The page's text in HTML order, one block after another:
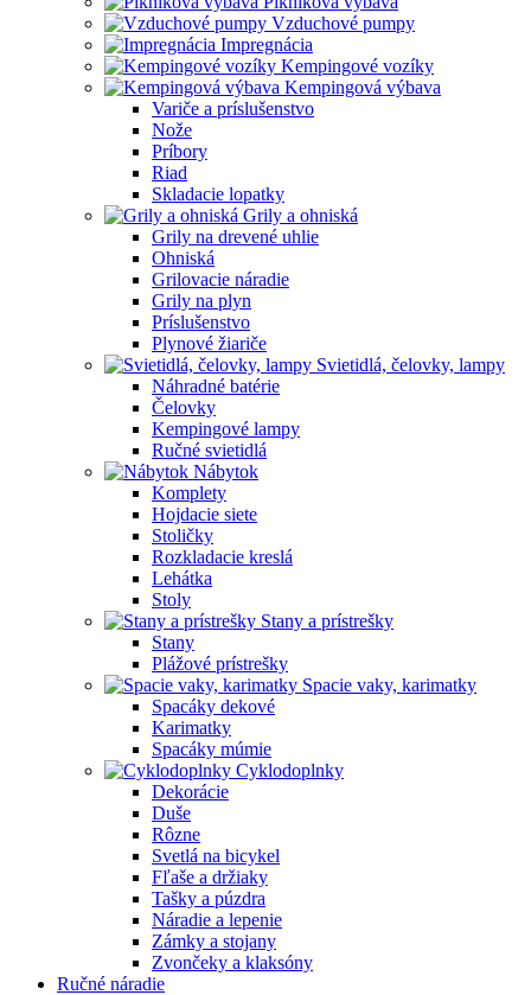
Vzduchové pumpy
Impregnácia
Kempingové vozíky
Kempingová výbava
Variče a príslušenstvo
Nože
Príbory
Riad
Skladacie lopatky
Grily a ohniská
Grily na drevené uhlie
Ohniská
Grilovacie náradie
Grily na plyn
Príslušenstvo
Plynové žiariče
Svietidlá, čelovky, lampy
Náhradné batérie
Čelovky
Kempingové lampy
Ručné svietidlá
Nábytok
Komplety
Hojdacie siete
Stoličky
Rozkladacie kreslá
Lehátka
Stoly
Stany a prístrešky
Stany
Plážové prístrešky
Spacie vaky, karimatky
Spacáky dekové
Karimatky
Spacáky múmie
Cyklodoplnky
Dekorácie
Duše
Rôzne
Svetlá na bicykel
Fľaše a držiaky
Tašky a púzdra
Náradie a lepenie
Zámky a stojany
Zvončeky a klaksóny
Ručné náradie